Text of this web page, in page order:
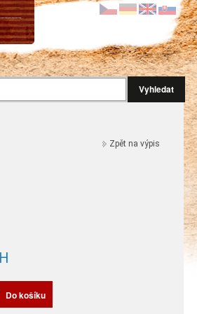
Vyhledat
Zpět na výpis
Do košíku